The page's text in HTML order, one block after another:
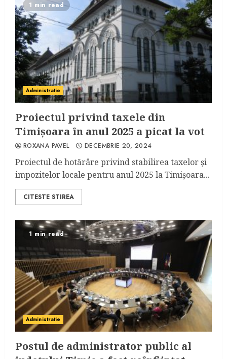
1 min read
Administratie
Proiectul privind taxele din
Timișoara în anul 2025 a picat la vot
ROXANA PAVEL DECEMBRIE 20, 2024
Proiectul de hotărâre privind stabilirea taxelor și
impozitelor locale pentru anul 2025 la Timișoara...
CITESTE STIREA
1 min read
Administratie
Postul de administrator public al